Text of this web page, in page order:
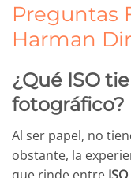
Preguntas
Harman
¿Qué ISO
fotográfico?
Al ser papel, no
obstante, la